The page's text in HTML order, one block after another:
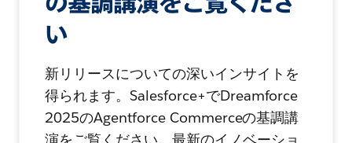
い
新リリースについての深いインサイトを
得られます。Salesforce+でDreamforce
2025のAgentforce Commerceの基調講